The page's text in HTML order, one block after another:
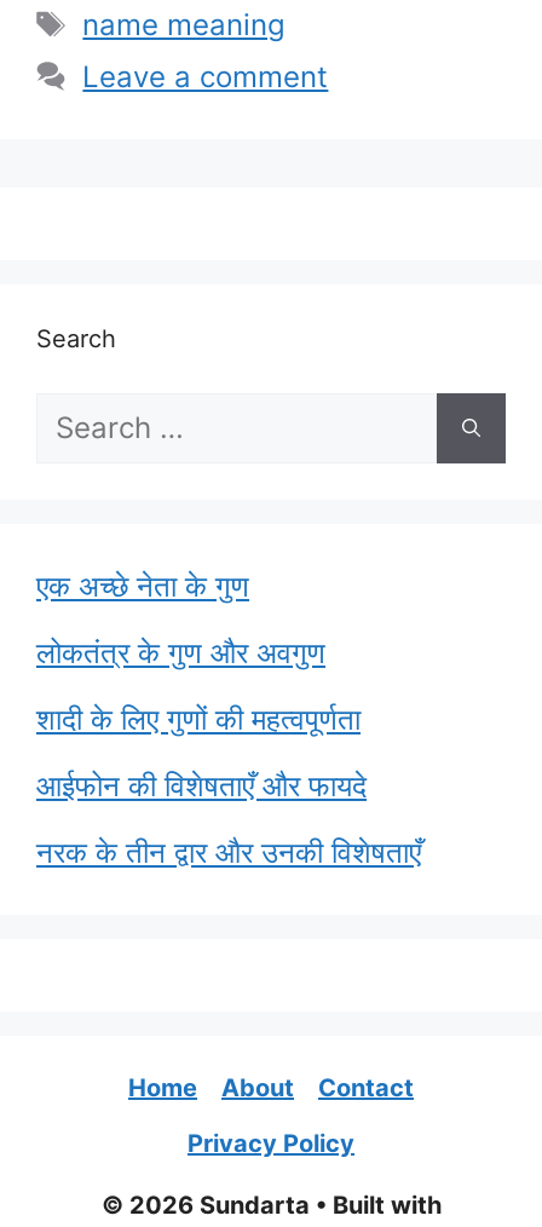
Tags
name meaning
Leave a comment
Search
Search
एक अच्छे नेता के गुण
लोकतंत्र के गुण और अवगुण
शादी के लिए गुणों की महत्वपूर्णता
आईफोन की विशेषताएँ और फायदे
नरक के तीन द्वार और उनकी विशेषताएँ
Home About
Contact
Privacy Policy
© 2026 Sundarta • Built with